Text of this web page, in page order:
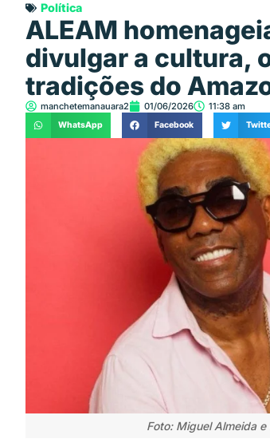
Política
ALEAM
divulgar a cultura,
tradições do
manchetemanauara2 01/06/2026 11:38 am
WhatsApp Facebook
Foto: Miguel Almeida